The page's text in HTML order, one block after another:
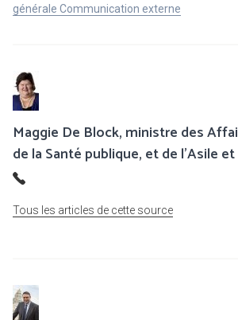
générale Communication externe
Maggie De Block, ministre des
de la Santé publique, et de l’Asile
Tous les articles de cette source